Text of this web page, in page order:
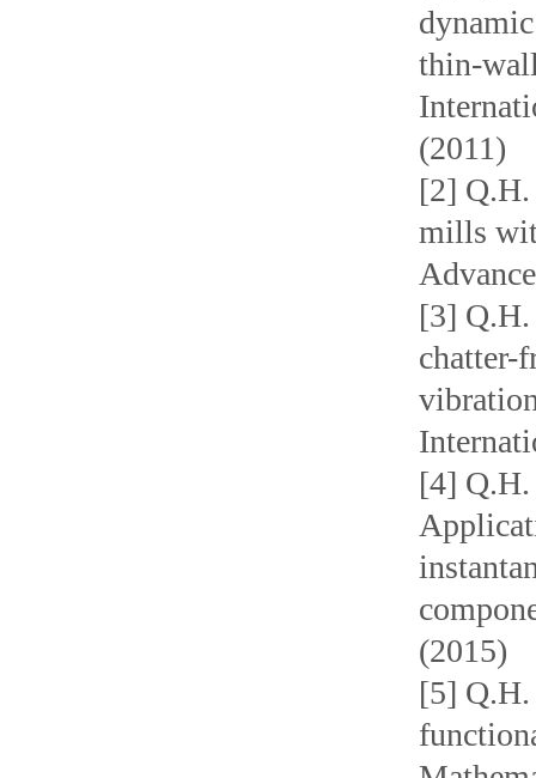
thin-
Inter
(2011)
[2]
mills
[3]
chatter-
[4] Q.H.
A
(2015)
[5]